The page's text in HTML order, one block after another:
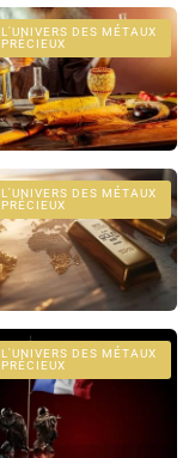
L'UNIVERS DES MÉTAUX
PRÉCIEUX
L'UNIVERS DES MÉTAUX
PRÉCIEUX
L'UNIVERS DES MÉTAUX
PRÉCIEUX